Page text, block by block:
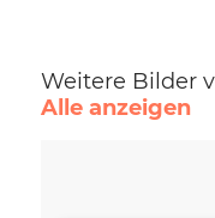
Weitere Bilder
Alle anzeigen